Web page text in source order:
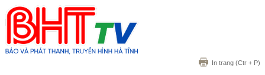
In trang (Ctr + P)